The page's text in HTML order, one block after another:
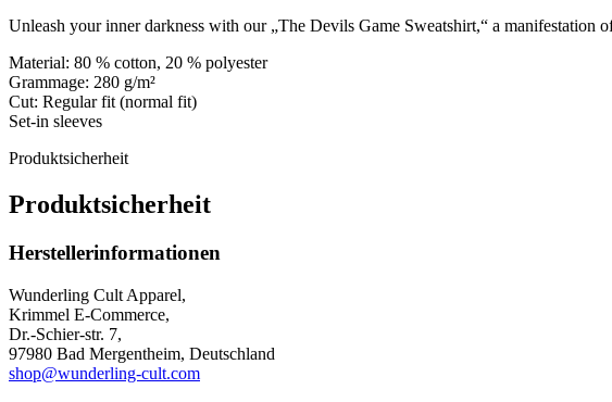
Unleash your inner darkness with our „The Devils Game Sweatshirt,“ a
Material: 80 % cotton, 20 % polyester
Grammage: 280 g/m²
Cut: Regular fit (normal fit)
Set-in sleeves
Produktsicherheit
Produktsicherheit
Herstellerinformationen
Wunderling Cult Apparel,
Krimmel E-Commerce,
Dr.-Schier-str. 7,
97980 Bad Mergentheim, Deutschland
shop@wunderling-cult.com